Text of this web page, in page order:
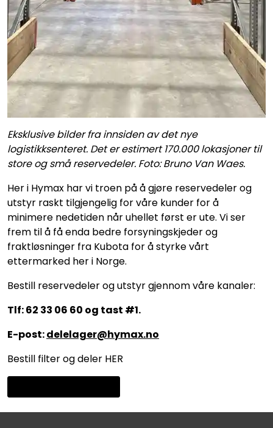
Eksklusive bilder fra innsiden av det nye
logistikksenteret. Det er estimert 170.000 lokasjoner til
store og små reservedeler. Foto: Bruno Van Waes.
Her i Hymax har vi troen på å gjøre reservedeler og
utstyr raskt tilgjengelig for våre kunder for å
minimere nedetiden når uhellet først er ute. Vi ser
frem til å få enda bedre forsyningskjeder og
fraktløsninger fra Kubota for å styrke vårt
ettermarked her i Norge.
Bestill reservedeler og utstyr gjennom våre kanaler:
Tlf: 62 33 06 60 og tast #1.
E-post:delelager@hymax.no
Bestill filter og deler HER